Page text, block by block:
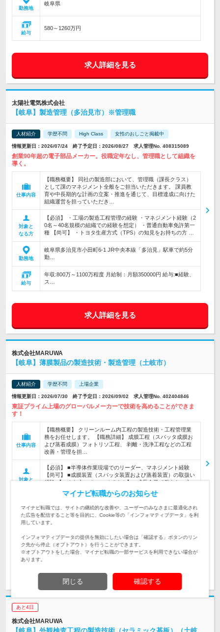
勤務地
岐阜県
給与
580～1260万円
求人詳細を見る
太陽社電気株式会社
【岐阜】製造管理（多治見市）※管理職
人材紹介 学歴不問 High Class 女性のおしごと掲載中
情報更新日：2026/07/24 終了予定日：2026/08/27 求人管理No. 408315089
創業90年超の電子部品メーカー。役職定年なし、管理職として組織を
導く。
仕事内容
【職務概要】 同社の製造部において、管理職（課長クラス）
として課のマネジメント全般をご担当いただきます。 課員教
育や中長期的な計画の立案・推進を通じて、目標達成に向けた
組織運営を担っていただき…
対象と
なる方
【必須】 ・工場の製造工程管理の経験 ・マネジメント経験（2
0名～40名規模の組織での経験を想定） ・普通自動車免許第一
種 【尚可】 ・トヨタ生産方式（TPS）の知見をお持ちの方 …
勤務地
岐阜県多治見市小田町6-1 JR中央本線「多治見」駅車で約5分
勤…
給与
年収:800万～1100万程度 月給制：月額350000円 給与:■経験、
ス…
求人詳細を見る
株式会社MARUWA
【岐阜】薄膜製品の製造技術・製造管理（土岐市）
人材紹介 学歴不問 上場企業
情報更新日：2026/07/30 終了予定日：2026/09/02 求人管理No. 402404846
東証プライム上場のグローバルメーカーで技術を高めることができま
す！
仕事内容
【職務概要】 クリーンルーム内工程の製造技術・工程管理業
務をお任せします。 【職務詳細】 成膜工程（スパッタ成膜お
よび蒸着成膜）フォトリソ工程、 剥離・洗浄工程などの工程
改善・管理を担…
対象と
【必須】 ■半導体作業現場でのリーダー、マネジメント経験
【尚可】 ■成膜装置（スパッタ装置および蒸着装置）の取扱い
経験 【こんな方にオススメです！】 ■成長企業で働きたい方
勤務地
【東海】岐阜県 土岐市 JR中央本線「土岐市」駅より車で約15
分
給与
ス…
求人詳細を見る
あと4日
株式会社MARUWA
マイナビ転職からのお知らせ
マイナビ転職では、サイトの継続的な改善や、ユーザーのみなさまに最適化され
た広告を配信すること等を目的に、Cookie等の「インフォマティブデータ」を利
用しています。
インフォマティブデータの提供を無効にしたい場合は「確認する」ボタンのリン
ク先から停止（オプトアウト）を行うことができます。
※オプトアウトをした場合、マイナビ転職の一部サービスを利用できない場合が
あります。
閉じる 確認する